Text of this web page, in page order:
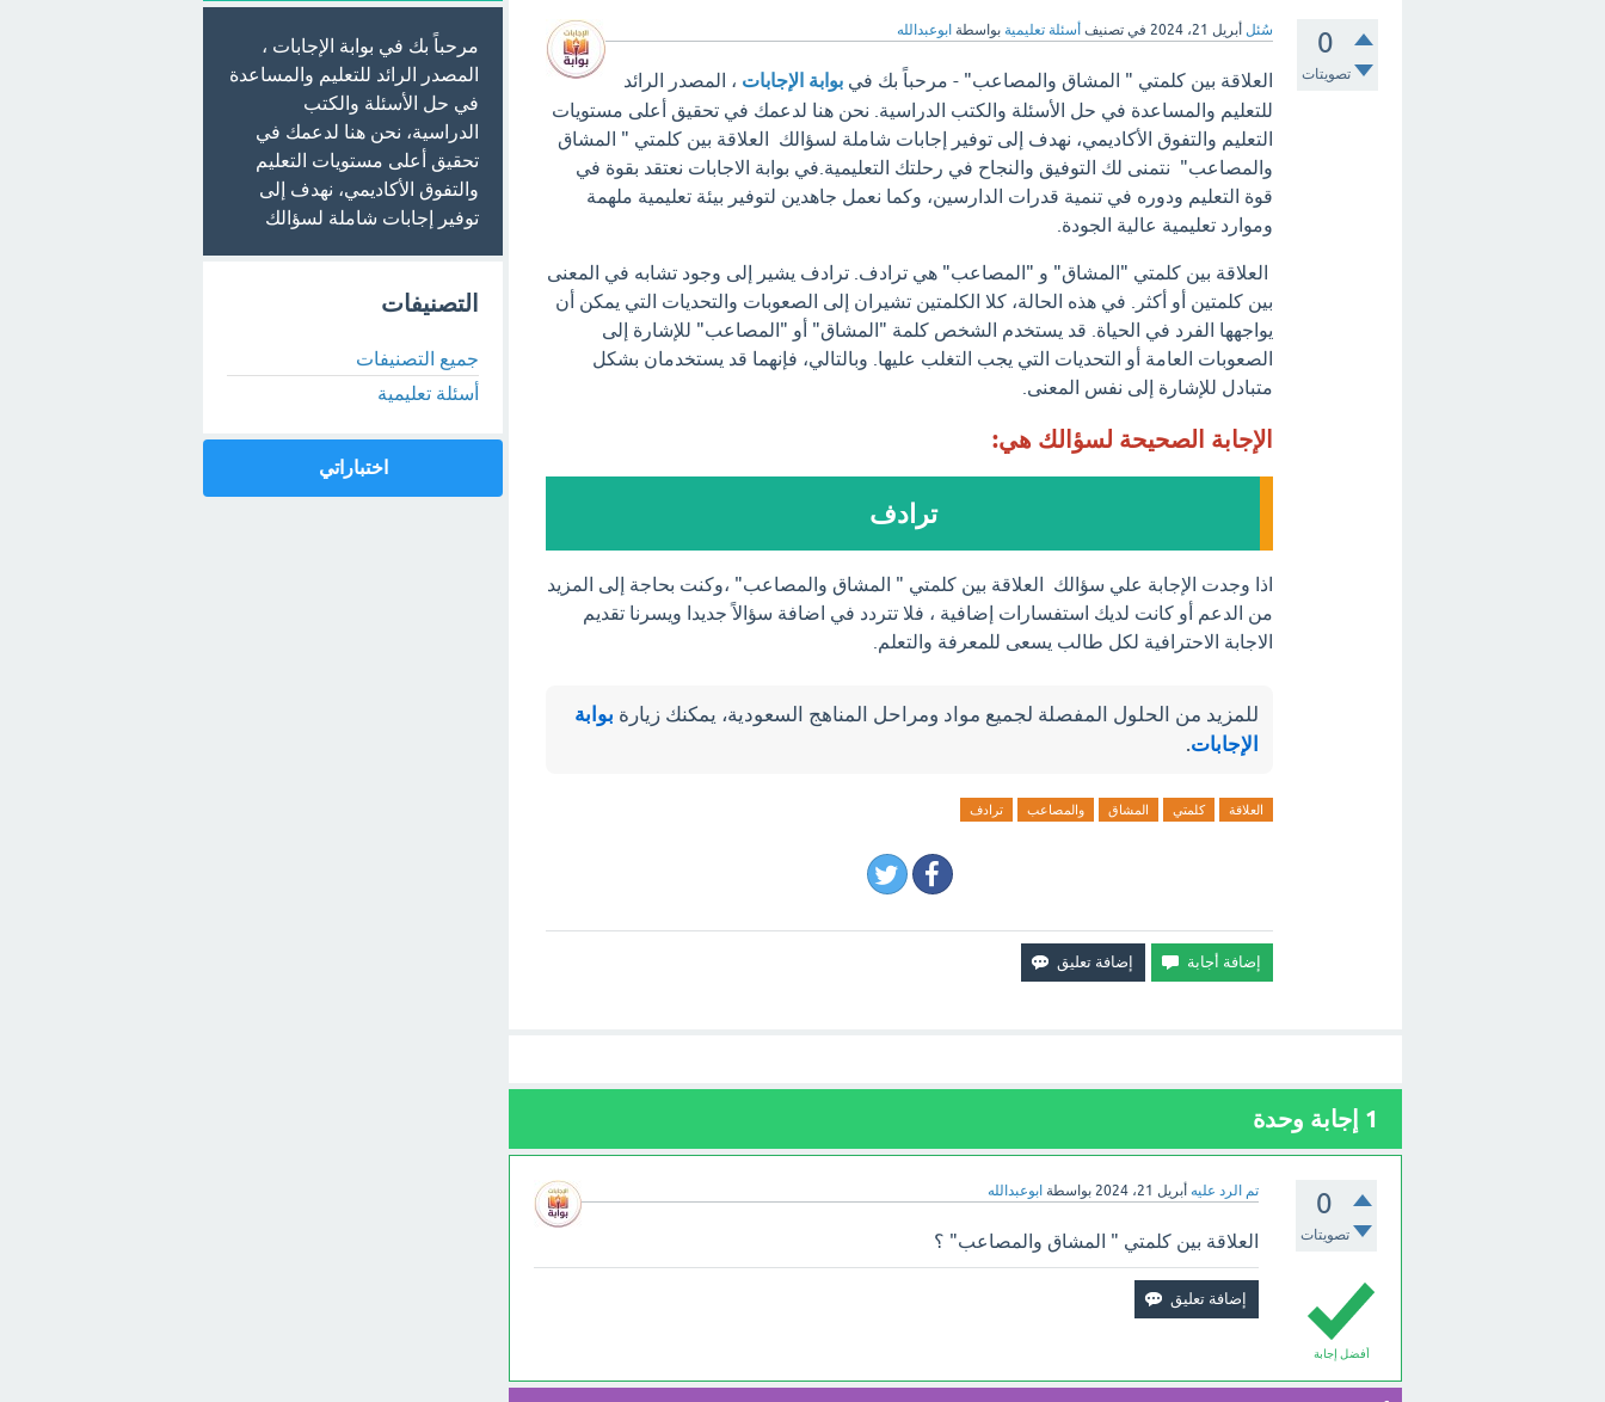
0
تصويتات
سُئل أبريل 21، 2024 في تصنيف أسئلة تعليمية بواسطة ابوعبدالله
العلاقة بين كلمتي " المشاق والمصاعب" - مرحباً بك في بوابة الإجابات ، المصدر الرائد
للتعليم والمساعدة في حل الأسئلة والكتب الدراسية. نحن هنا لدعمك في تحقيق أعلى مستويات
التعليم والتفوق الأكاديمي، نهدف إلى توفير إجابات شاملة لسؤالك العلاقة بين كلمتي " المشاق
والمصاعب" نتمنى لك التوفيق والنجاح في رحلتك التعليمية.في بوابة الاجابات نعتقد بقوة في
قوة التعليم ودوره في تنمية قدرات الدارسين، وكما نعمل جاهدين لتوفير بيئة تعليمية ملهمة
وموارد تعليمية عالية الجودة.
العلاقة بين كلمتي "المشاق" و "المصاعب" هي ترادف. ترادف يشير إلى وجود تشابه في المعنى
بين كلمتين أو أكثر. في هذه الحالة، كلا الكلمتين تشيران إلى الصعوبات والتحديات التي يمكن أن
يواجهها الفرد في الحياة. قد يستخدم الشخص كلمة "المشاق" أو "المصاعب" للإشارة إلى
الصعوبات العامة أو التحديات التي يجب التغلب عليها. وبالتالي، فإنهما قد يستخدمان بشكل
متبادل للإشارة إلى نفس المعنى.
الإجابة الصحيحة لسؤالك هي:
ترادف
اذا وجدت الإجابة علي سؤالك العلاقة بين كلمتي " المشاق والمصاعب" ،وكنت بحاجة إلى المزيد
من الدعم أو كانت لديك استفسارات إضافية ، فلا تتردد في اضافة سؤالاً جديدا ويسرنا تقديم
الاجابة الاحترافية لكل طالب يسعى للمعرفة والتعلم.
للمزيد من الحلول المفصلة لجميع مواد ومراحل المناهج السعودية، يمكنك زيارة بوابة
الإجابات.
العلاقة كلمتي المشاق والمصاعب ترادف
1 إجابة وحدة
0
تصويتات
تم الرد عليه أبريل 21، 2024 بواسطة ابوعبدالله
أفضل إجابة
العلاقة بين كلمتي " المشاق والمصاعب" ؟
مرحباً بك في بوابة الإجابات ،
المصدر الرائد للتعليم والمساعدة
في حل الأسئلة والكتب
الدراسية، نحن هنا لدعمك في
تحقيق أعلى مستويات التعليم
والتفوق الأكاديمي، نهدف إلى
توفير إجابات شاملة لسؤالك
التصنيفات
جميع التصنيفات
أسئلة تعليمية
اختباراتي